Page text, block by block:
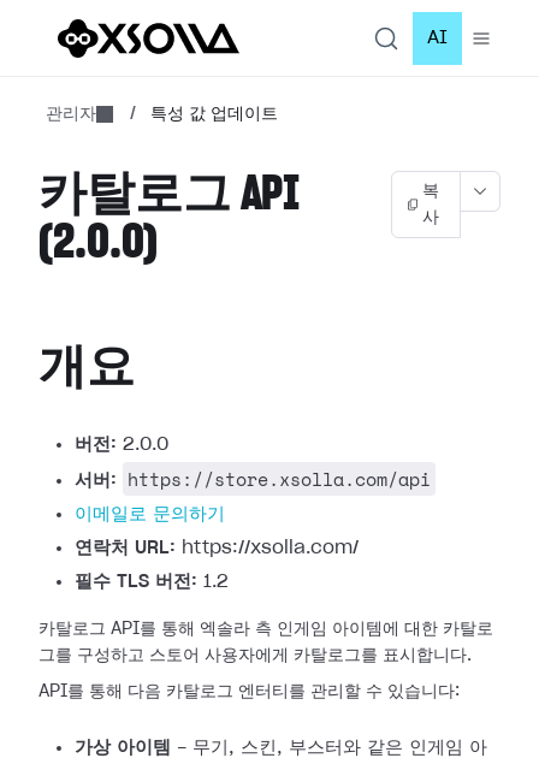
AI
관리자 / 특성 값 업데이트
카탈로그 API
(2.0.0)
복
사
개요
버전: 2.0.0
서버:
https://store.xsolla.com/api
이메일로 문의하기
연락처 URL: https://xsolla.com/
필수 TLS 버전: 1.2
카탈로그 API를 통해 엑솔라 측 인게임 아이템에 대한 카탈로
그를 구성하고 스토어 사용자에게 카탈로그를 표시합니다.
API를 통해 다음 카탈로그 엔터티를 관리할 수 있습니다:
가상 아이템 - 무기, 스킨, 부스터와 같은 인게임 아